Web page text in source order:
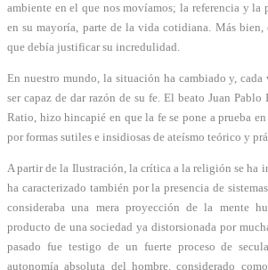
ambiente en el que nos movíamos; la referencia y la
en su mayoría, parte de la vida cotidiana. Más bien,
que debía justificar su incredulidad.
En nuestro mundo, la situación ha cambiado y, cada
ser capaz de dar razón de su fe. El beato Juan
Ratio, hizo hincapié en que la fe se pone a prueba en
por formas sutiles e insidiosas de ateísmo teórico y
A partir de la Ilustración, la crítica a la religión se ha
ha caracterizado también por la presencia de
consideraba una mera proyección de la mente
producto de una sociedad ya distorsionada por
pasado fue testigo de un fuerte proceso de
autonomía absoluta del hombre, considerado